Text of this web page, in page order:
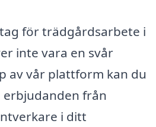
för trädgårdsarbete i
inte vara en svår
av vår plattform kan du
från
i ditt